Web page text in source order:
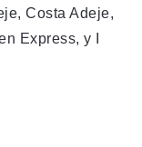
Costa Adeje,
Express, y I